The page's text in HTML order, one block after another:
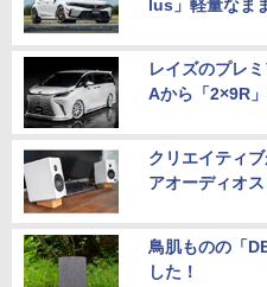
lus」軽量なま
レイズのプレ
Aから「2×9R」
クリエイティ
アオーディオ
鳥肌ものの「
した！